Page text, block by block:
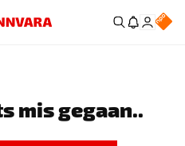
mis gegaan..